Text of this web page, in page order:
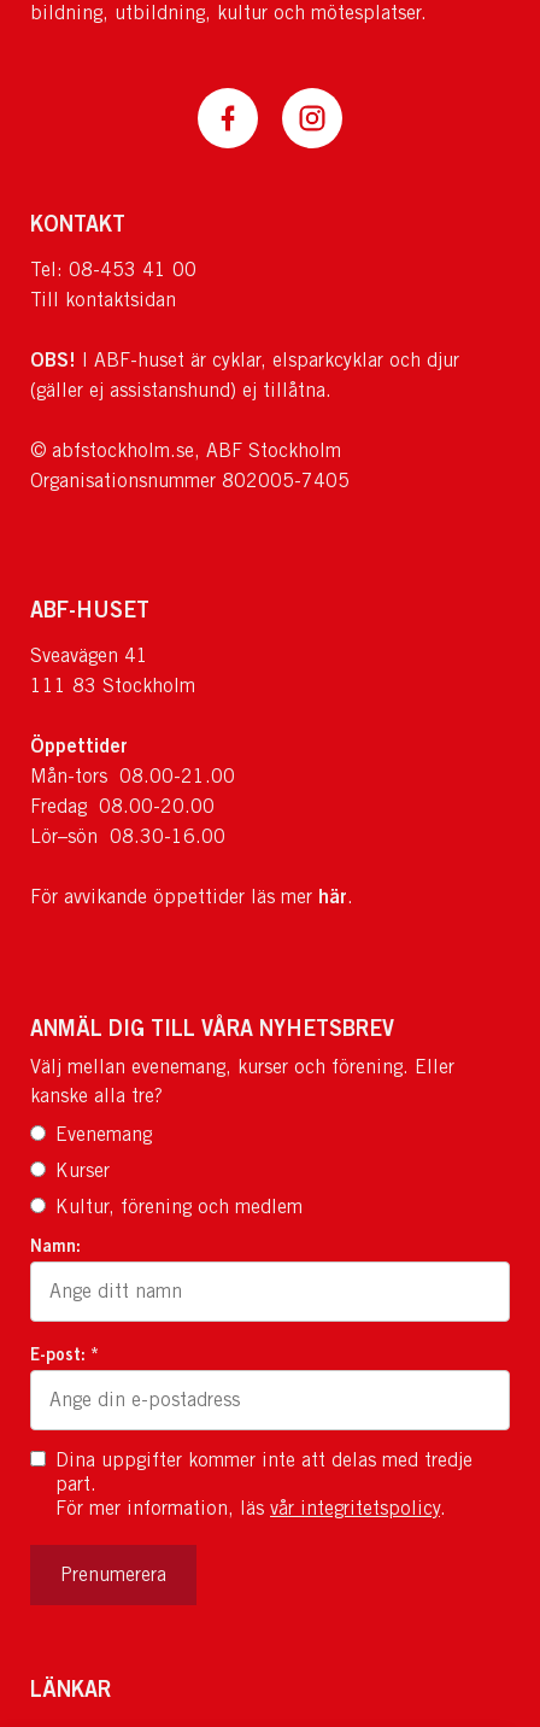
bildning, utbildning, kultur och mötesplatser.
KONTAKT
Tel: 08-453 41 00
Till kontaktsidan
OBS! I ABF-huset är cyklar, elsparkcyklar och djur
(gäller ej assistanshund) ej tillåtna.
© abfstockholm.se, ABF Stockholm
Organisationsnummer 802005-7405
ABF-HUSET
Sveavägen 41
111 83 Stockholm
Öppettider
Mån-tors 08.00-21.00
Fredag 08.00-20.00
Lör–sön 08.30-16.00
För avvikande öppettider läs mer här.
ANMÄL DIG TILL VÅRA NYHETSBREV
Välj mellan evenemang, kurser och förening. Eller
kanske alla tre?
Evenemang
Kurser
Kultur, förening och medlem
Namn:
E-post: *
Dina uppgifter kommer inte att delas med tredje
part.
För mer information, läs vår integritetspolicy.
Prenumerera
LÄNKAR